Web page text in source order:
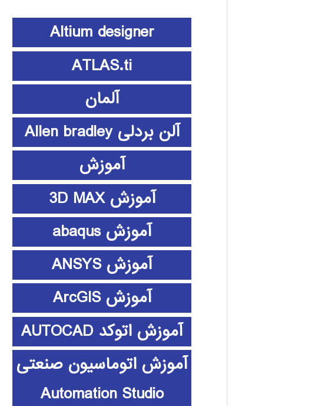
Altium designer
ATLAS.ti
آلمان
آلن بردلی Allen bradley
آموزش
آموزش 3D MAX
آموزش abaqus
آموزش ANSYS
آموزش ArcGIS
آموزش اتوکد AUTOCAD
آموزش اتوماسیون صنعتی
Automation Studio